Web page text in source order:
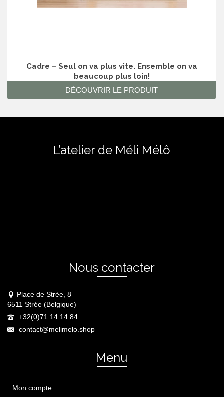
Cadre – Seul on va plus vite. Ensemble on va
beaucoup plus loin!
DÉCOUVRIR LE PRODUIT
L’atelier de Méli Mélô
Nous contacter
Place de Strée, 8
6511 Strée (Belgique)
+32(0)71 14 14 84
contact@melimelo.shop
Menu
Mon compte